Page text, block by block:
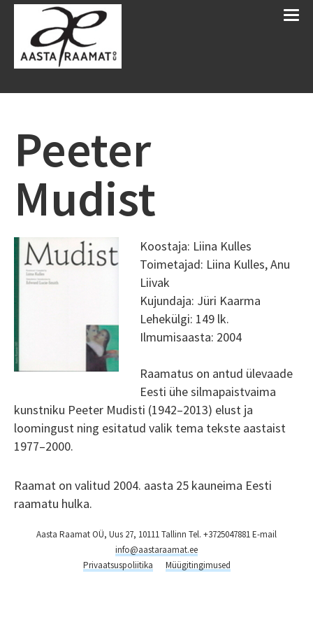
Peeter
Mudist
Koostaja: Liina Kulles
Toimetajad: Liina Kulles, Anu
Liivak
Kujundaja: Jüri Kaarma
Lehekülgi: 149 lk.
Ilmumisaasta: 2004
Raamatus on antud ülevaade
Eesti ühe silmapaistvaima
kunstniku Peeter Mudisti (1942–2013) elust ja
loomingust ning esitatud valik tema tekste aastaist
1977–2000.
Raamat on valitud 2004. aasta 25 kauneima Eesti
raamatu hulka.
Aasta Raamat OÜ, Uus 27, 10111 Tallinn Tel. +3725047881 E-mail
info@aastaraamat.ee
Privaatsuspoliitika
Müügitingimused